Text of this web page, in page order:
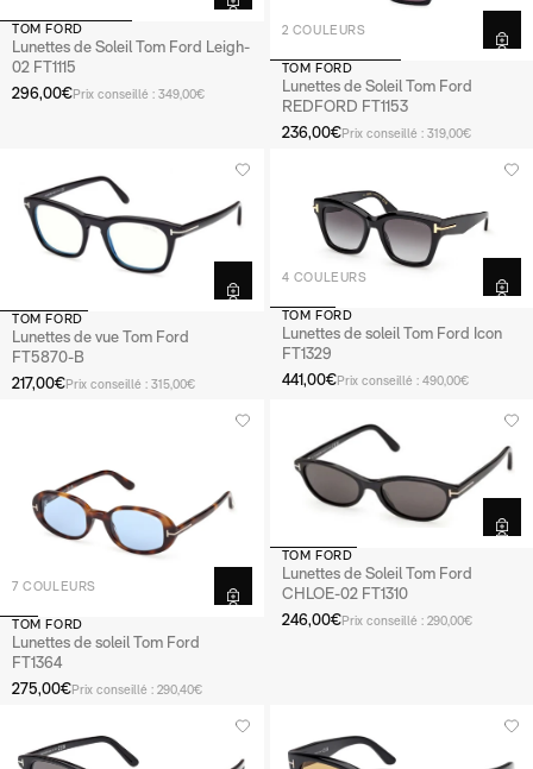
TOM FORD
Lunettes de Soleil Tom Ford Leigh-
02 FT1115
296,00€Prix conseillé : 349,00€
2 COULEURS
TOM FORD
Lunettes de Soleil Tom Ford
REDFORD FT1153
236,00€Prix conseillé : 319,00€
TOM FORD
Lunettes de vue Tom Ford
FT5870-B
217,00€Prix conseillé : 315,00€
4 COULEURS
TOM FORD
Lunettes de soleil Tom Ford Icon
FT1329
441,00€Prix conseillé : 490,00€
7 COULEURS
TOM FORD
Lunettes de soleil Tom Ford
FT1364
275,00€Prix conseillé : 290,40€
TOM FORD
Lunettes de Soleil Tom Ford
CHLOE-02 FT1310
246,00€Prix conseillé : 290,00€